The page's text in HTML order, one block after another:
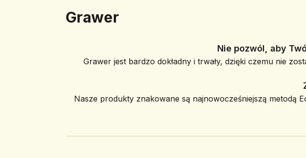
Grawer
Nie pozwól, aby
Grawer jest bardzo dokładny i trwały, dzięki czemu nie
Nasze produkty znakowane są najnowocześniejszą metodą